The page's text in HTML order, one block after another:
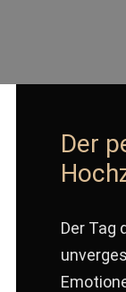
Der
Der Tag